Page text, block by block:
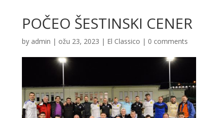
POČEO ŠESTINSKI CENER
by admin | ožu 23, 2023 | El Classico | 0 comments